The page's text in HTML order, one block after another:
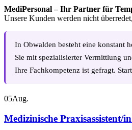
MediPersonal – Ihr Partner für
Unsere Kunden werden nicht
In Obwalden besteht eine konstant
Sie mit spezialisierter Vermittlung
Ihre Fachkompetenz ist gefragt.
05Aug.
Medizinische Praxisassistent/